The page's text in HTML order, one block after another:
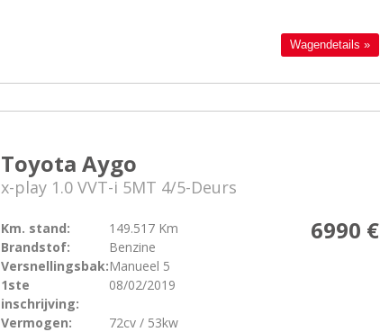
Wagendetails »
Toyota Aygo
x-play 1.0 VVT-i 5MT 4/5-Deurs
6990 €
Km. stand:
149.517 Km
Brandstof:
Benzine
Versnellingsbak:Manueel 5
1ste
inschrijving:
08/02/2019
Vermogen:
72cv / 53kw